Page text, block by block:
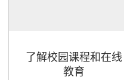
了解校园课程和在线
教育